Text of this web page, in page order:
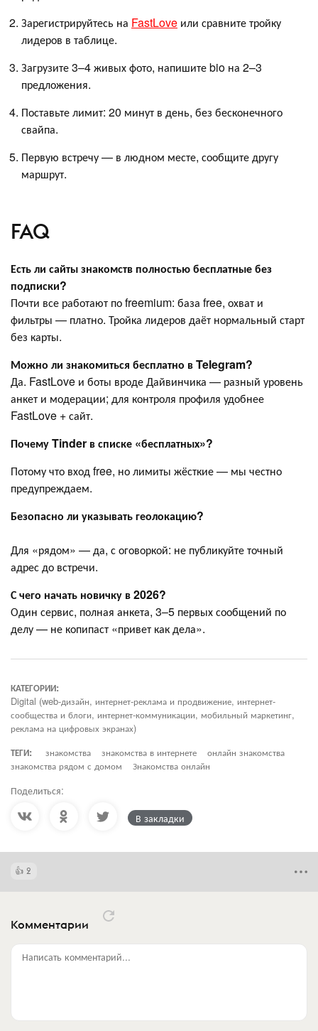
Зарегистрируйтесь на FastLove или сравните тройку
лидеров в таблице.
Загрузите 3–4 живых фото, напишите bio на 2–3
предложения.
Поставьте лимит: 20 минут в день, без бесконечного
свайпа.
Первую встречу — в людном месте, сообщите другу
маршрут.
FAQ
Есть ли сайты знакомств полностью бесплатные без
подписки?
Почти все работают по freemium: база free, охват и
фильтры — платно. Тройка лидеров даёт нормальный старт
без карты.
Можно ли знакомиться бесплатно в Telegram?
Да. FastLove и боты вроде Дайвинчика — разный уровень
анкет и модерации; для контроля профиля удобнее
FastLove + сайт.
Почему Tinder в списке «бесплатных»?
Потому что вход free, но лимиты жёсткие — мы честно
предупреждаем.
Безопасно ли указывать геолокацию?
Для «рядом» — да, с оговоркой: не публикуйте точный
адрес до встречи.
С чего начать новичку в 2026?
Один сервис, полная анкета, 3–5 первых сообщений по
делу — не копипаст «привет как дела».
КАТЕГОРИИ:
Digital (web-дизайн, интернет-реклама и продвижение, интернет-
сообщества и блоги, интернет-коммуникации, мобильный маркетинг,
реклама на цифровых экранах)
ТЕГИ:
знакомства знакомства в интернете
онлайн знакомства
знакомства рядом с домом
Знакомства онлайн
Поделиться:
В закладки
2
Комментарии
Написать комментарий...